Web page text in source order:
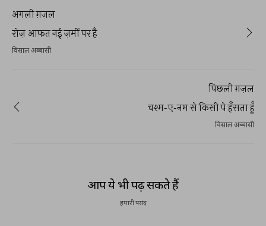
अगली ग़ज़ल
रोज़ आफ़त नई ज़मीं पर है
विसाल अब्बासी
पिछली ग़ज़ल
चश्म-ए-नम से किसी पे हँसता हूँ
विसाल अब्बासी
आप ये भी पढ़ सकते हैं
हमारी पसंद